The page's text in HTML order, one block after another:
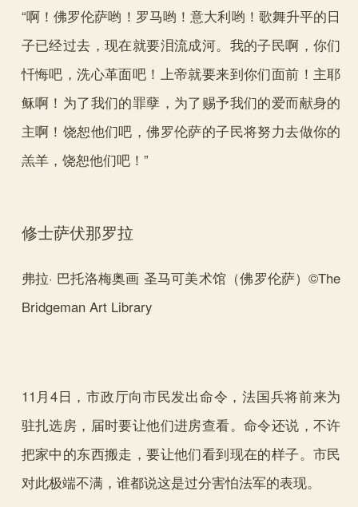
“啊！佛罗伦萨哟！罗马哟！意大利哟！歌舞升平的日
子已经过去，现在就要泪流成河。我的子民啊，你们
忏悔吧，洗心革面吧！上帝就要来到你们面前！主耶
稣啊！为了我们的罪孽，为了赐予我们的爱而献身的
主啊！饶恕他们吧，佛罗伦萨的子民将努力去做你的
羔羊，饶恕他们吧！”
修士萨伏那罗拉
弗拉· 巴托洛梅奥画 圣马可美术馆（佛罗伦萨）©The
Bridgeman Art Library
11月4日，市政厅向市民发出命令，法国兵将前来为
驻扎选房，届时要让他们进房查看。命令还说，不许
把家中的东西搬走，要让他们看到现在的样子。市民
对此极端不满，谁都说这是过分害怕法军的表现。